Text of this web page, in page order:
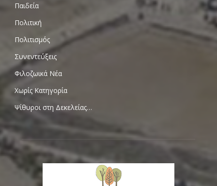
Παιδεία
Πολιτική
Πολιτισμός
Συνεντεύξεις
Φιλοζωικά Νέα
Χωρίς Κατηγορία
Ψίθυροι στη Δεκελείας…